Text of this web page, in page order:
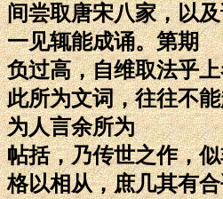
间尝取唐宋八家，以
一见辄能成诵。第期
负过高，自维取法乎
此所为文词，往往不
为人言余所为
帖括，乃传世之作，
格以相从，庶几其有